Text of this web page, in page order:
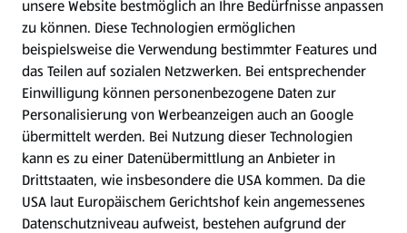
Gewinnspiele
Mein HOFER. Meine Einkäufe.
Meine Meinung. Mein HOFER.
Gutscheingroßbestellung
(öffnet in einem neuen Tab)
unsere Website bestmöglich an Ihre Bedürfnisse anpassen
zu können. Diese Technologien ermöglichen
beispielsweise die Verwendung bestimmter Features und
das Teilen auf sozialen Netzwerken. Bei entsprechender
Einwilligung können personenbezogene Daten zur
Personalisierung von Werbeanzeigen auch an Google
übermittelt werden. Bei Nutzung dieser Technologien
kann es zu einer Datenübermittlung an Anbieter in
Drittstaaten, wie insbesondere die USA kommen. Da die
USA laut Europäischem Gerichtshof kein angemessenes
Datenschutzniveau aufweist, bestehen aufgrund der